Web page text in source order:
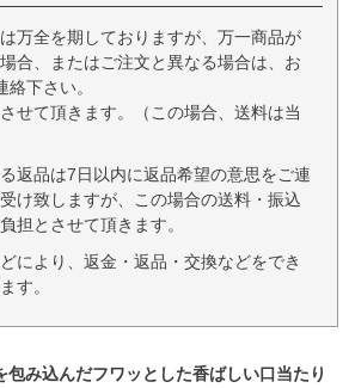
万全を期しておりますが、万一商品が
合、またはご注文と異なる場合は、お
下さい。
せて頂きます。（この場合、送料は当
返品は7日以内に返品希望の意思をご連
け致しますが、この場合の送料・振込
担とさせて頂きます。
により、返金・返品・交換などをでき
す。
包み込んだフワッとした香ばしい口当たり